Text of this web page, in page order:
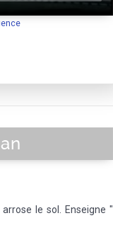
le sol. Enseigne "